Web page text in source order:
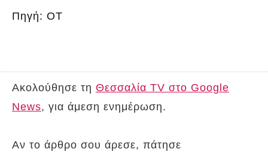
Πηγή: ΟΤ
Ακολούθησε τη Θεσσαλία TV στο Google
News, για άμεση ενημέρωση.
Αν το άρθρο σου άρεσε, πάτησε